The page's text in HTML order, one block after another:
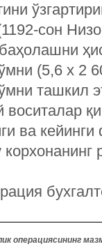
сон
(5,6 х 2
ташкил
воситалар
ва
операциясининг